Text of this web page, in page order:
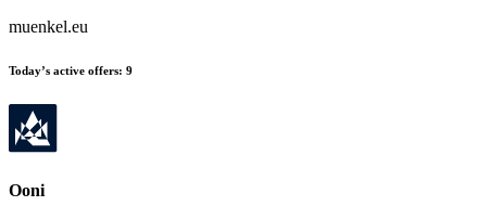
muenkel.eu
Today’s active offers: 9
Ooni